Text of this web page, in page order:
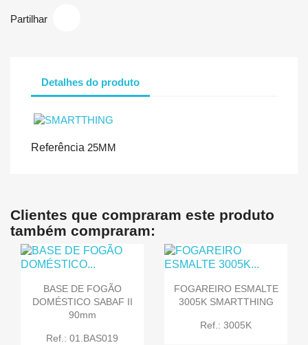
Partilhar
Detalhes do produto
Referência 25MM
Clientes que compraram este produto
também compraram:
BASE DE FOGÃO
DOMÉSTICO SABAF II
90mm
Ref.: 01.BAS019
FOGAREIRO ESMALTE
3005K SMARTTHING
Ref.: 3005K